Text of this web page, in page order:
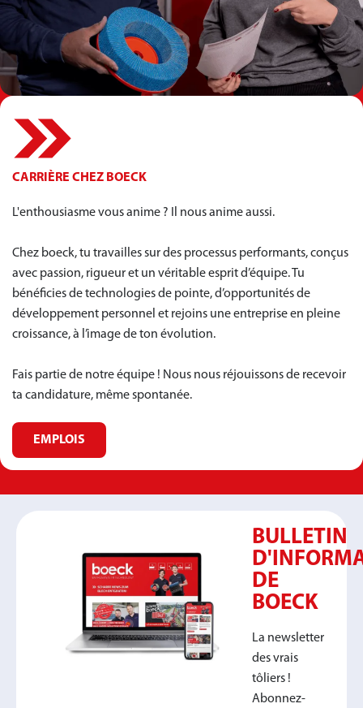
CARRIÈRE CHEZ BOECK
L'enthousiasme vous anime ? Il nous anime aussi.
Chez boeck, tu travailles sur des processus performants, conçus
avec passion, rigueur et un véritable esprit d’équipe. Tu
bénéficies de technologies de pointe, d’opportunités de
développement personnel et rejoins une entreprise en pleine
croissance, à l’image de ton évolution.
Fais partie de notre équipe ! Nous nous réjouissons de recevoir
ta candidature, même spontanée.
EMPLOIS
BULLETIN
DE
BOECK
La newsletter
des vrais
tôliers !
Abonnez-